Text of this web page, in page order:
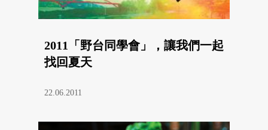
2011「野台同學會」，讓我們一起
找回夏天
22.06.2011